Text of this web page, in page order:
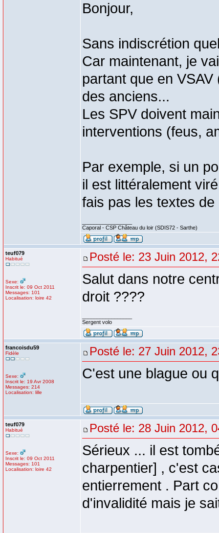
Bonjour,
Sans indiscrétion
Car maintenant, je
partant que en
des anciens...
Les SPV doivent
interventions (feus,
Par exemple, si un
il est littéralement
fais pas les textes de
Caporal - CSP Château du loir (SDIS72 - Sarthe)
teuf079
Habitué
Sexe:
Inscrit le: 09 Oct 2011
Messages: 101
Localisation: loire 42
Posté le: 23 Juin 2012,
Salut dans notre
droit ????
Sergent volo
francoisdu59
Fidèle
Sexe:
Inscrit le: 19 Avr 2008
Messages: 214
Localisation: lille
Posté le: 27 Juin 2012,
C'est une blague ou
teuf079
Habitué
Sexe:
Inscrit le: 09 Oct 2011
Messages: 101
Localisation: loire 42
Posté le: 28 Juin 2012,
Sérieux ... il est
charpentier] , c'est
entierrement . Part
d'invalidité mais je